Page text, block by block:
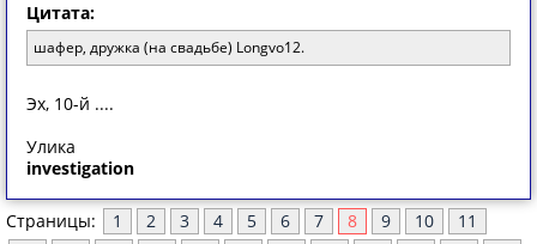
Цитата:
шафер, дружка (на свадьбе) Longvo12.
Эх, 10-й ....
Улика
investigation
Страницы: 1 2 3 4 5 6 7 8 9 10
11